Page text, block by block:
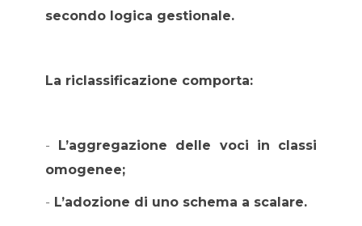
secondo logica gestionale.
La riclassificazione comporta:
- L’aggregazione delle voci in classi
omogenee;
- L’adozione di uno schema a scalare.